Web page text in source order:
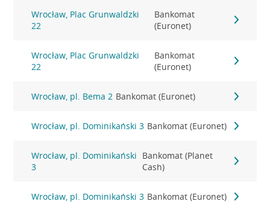
Wrocław, Plac Grunwaldzki
22
Bankomat
(Euronet)
Wrocław, Plac Grunwaldzki
22
Bankomat
(Euronet)
Wrocław, pl. Bema 2 Bankomat (Euronet)
Wrocław, pl. Dominikański 3 Bankomat (Euronet)
Wrocław, pl. Dominikański
3
Bankomat (Planet
Cash)
Wrocław, pl. Dominikański 3 Bankomat (Euronet)